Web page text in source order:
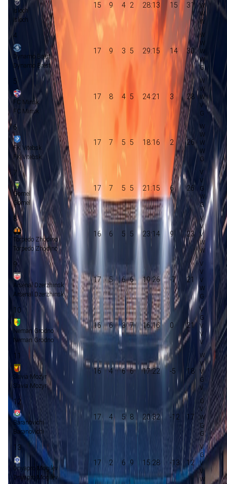
Isloch
Isloch
15 9 4 2 28:13 15 31
4
Dynamo Brest
Dynamo Brest
17 9 3 5 29:15 14 30
5
FC Minsk
FC Minsk
17 8 4 5 24:21 3 28
6
FK Vitebsk
FK Vitebsk
17 7 5 5 18:16 2 26
7
Gomel
Gomel
17 7 5 5 21:15 6 26
8
Torpedo Zhodino
Torpedo Zhodino
16 6 5 5 23:14 9 23
9
Arsenal Dzerzhinsk
Arsenal Dzerzhinsk
17 5 6 6 19:26 -7 21
10
Neman Grodno
Neman Grodno
16 6 3 7 16:16 0 21
11
Slavia Mozyr
Slavia Mozyr
16 4 6 6 17:22 -5 18
12
Baranovichi
Baranovichi
17 4 5 8 20:32 -12 17
13
Dnyapro Mogilev
Dnyapro Mogilev
17 2 6 9 15:28 -13 12